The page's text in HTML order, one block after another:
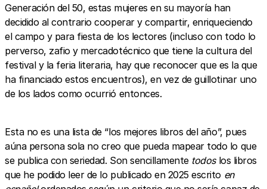
Generación del 50, estas mujeres en su mayoría han
decidido al contrario cooperar y compartir, enriqueciendo
el campo y para fiesta de los lectores (incluso con todo lo
perverso, zafio y mercadotécnico que tiene la cultura del
festival y la feria literaria, hay que reconocer que es la que
ha financiado estos encuentros), en vez de guillotinar uno
de los lados como ocurrió entonces.
Esta no es una lista de “los mejores libros del año”, pues
aúna persona sola no creo que pueda mapear todo lo que
se publica con seriedad. Son sencillamente todos los libros
que he podido leer de lo publicado en 2025 escrito en